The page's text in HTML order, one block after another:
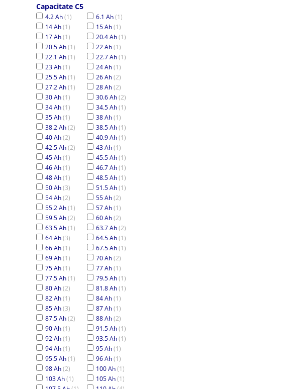
Capacitate C5
4.2 Ah(1) 6.1 Ah(1)
14 Ah(1) 15 Ah(1)
17 Ah(1) 20.4 Ah(1)
20.5 Ah(1) 22 Ah(1)
22.1 Ah(1) 22.7 Ah(1)
23 Ah(1) 24 Ah(1)
25.5 Ah(1) 26 Ah(2)
27.2 Ah(1) 28 Ah(2)
30 Ah(1) 30.6 Ah(2)
34 Ah(1) 34.5 Ah(1)
35 Ah(1) 38 Ah(1)
38.2 Ah(2) 38.5 Ah(1)
40 Ah(2) 40.9 Ah(1)
42.5 Ah(2) 43 Ah(1)
45 Ah(1) 45.5 Ah(1)
46 Ah(1) 46.7 Ah(1)
48 Ah(1) 48.5 Ah(1)
50 Ah(3) 51.5 Ah(1)
54 Ah(2) 55 Ah(2)
55.2 Ah(1) 57 Ah(1)
59.5 Ah(2) 60 Ah(2)
63.5 Ah(1) 63.7 Ah(2)
64 Ah(3) 64.5 Ah(1)
66 Ah(1) 67.5 Ah(1)
69 Ah(1) 70 Ah(2)
75 Ah(1) 77 Ah(1)
77.5 Ah(1) 79.5 Ah(1)
80 Ah(2) 81.8 Ah(1)
82 Ah(1) 84 Ah(1)
85 Ah(3) 87 Ah(1)
87.5 Ah(2) 88 Ah(2)
90 Ah(1) 91.5 Ah(1)
92 Ah(1) 93.5 Ah(1)
94 Ah(1) 95 Ah(1)
95.5 Ah(1) 96 Ah(1)
98 Ah(2) 100 Ah(1)
103 Ah(1) 105 Ah(1)